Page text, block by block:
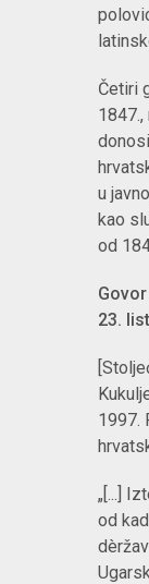
Četiri
u
kao
od
23.
1997.
„[...]
od